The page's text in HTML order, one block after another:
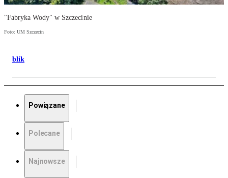
"Fabryka Wody" w Szczecinie
Foto: UM Szczecin
blik
Powiązane
Polecane
Najnowsze